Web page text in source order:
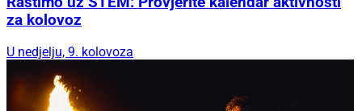
za kolovoz
U nedjelju, 9. kolovoza